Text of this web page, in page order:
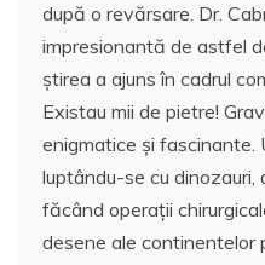
după o revărsare. Dr.
impresionantă de astfel
ştirea a ajuns în cadrul
Existau mii de pietre!
enigmatice şi fascinante.
luptându-se cu dinozauri,
făcând operaţii
desene ale continentelor